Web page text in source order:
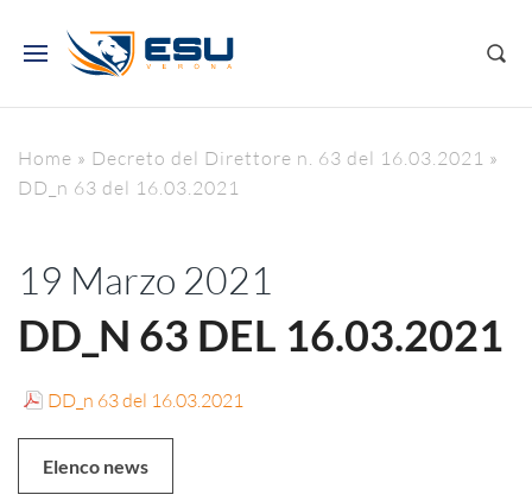
Home » Decreto del Direttore n. 63 del 16.03.2021 »
DD_n 63 del 16.03.2021
19 Marzo 2021
DD_N 63 DEL 16.03.2021
DD_n 63 del 16.03.2021
Elenco news